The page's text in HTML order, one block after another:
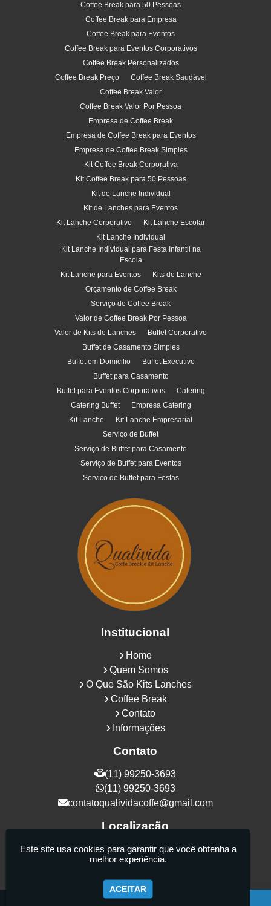
Coffee Break para 50 Pessoas
Coffee Break para Empresa
Coffee Break para Eventos
Coffee Break para Eventos Corporativos
Coffee Break Personalizados
Coffee Break Preço
Coffee Break Saudável
Coffee Break Valor
Coffee Break Valor Por Pessoa
Empresa de Coffee Break
Empresa de Coffee Break para Eventos
Empresa de Coffee Break Simples
Kit Coffee Break Corporativa
Kit Coffee Break para 50 Pessoas
Kit de Lanche Individual
Kit de Lanches para Eventos
Kit Lanche Corporativo
Kit Lanche Escolar
Kit Lanche Individual
Kit Lanche Individual para Festa Infantil na
Escola
Kit Lanche para Eventos
Kits de Lanche
Orçamento de Coffee Break
Serviço de Coffee Break
Valor de Coffee Break Por Pessoa
Valor de Kits de Lanches
Buffet Corporativo
Buffet de Casamento Simples
Buffet em Domicilio
Buffet Executivo
Buffet para Casamento
Buffet para Eventos Corporativos
Catering
Catering Buffet
Empresa Catering
Kit Lanche
Kit Lanche Empresarial
Serviço de Buffet
Serviço de Buffet para Casamento
Serviço de Buffet para Eventos
Servico de Buffet para Festas
Institucional
Home
Quem Somos
O Que São Kits Lanches
Coffee Break
Contato
Informações
Contato
(11) 99250-3693
(11) 99250-3693
contatoqualividacoffe@gmail.com
Localização
Rua Samurais, 27 - Vila Maria Alta - São
Paulo / SP - CEP: 02130-080
Este site usa cookies para garantir que você obtenha a
melhor experiência.
ACEITAR